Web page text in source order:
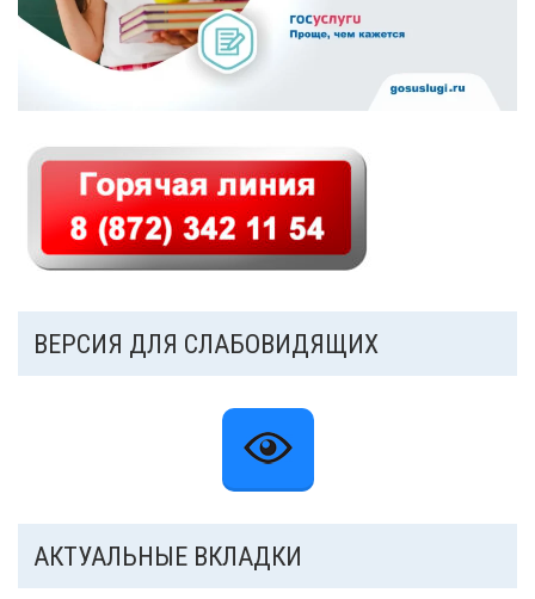
ВЕРСИЯ ДЛЯ СЛАБОВИДЯЩИХ
АКТУАЛЬНЫЕ ВКЛАДКИ